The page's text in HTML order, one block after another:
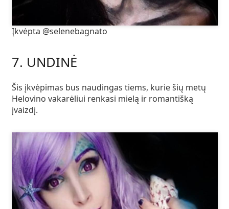
Įkvėpta @selenebagnato
7. UNDINĖ
Šis įkvėpimas bus naudingas tiems, kurie šių metų
Helovino vakarėliui renkasi mielą ir romantišką
įvaizdį.